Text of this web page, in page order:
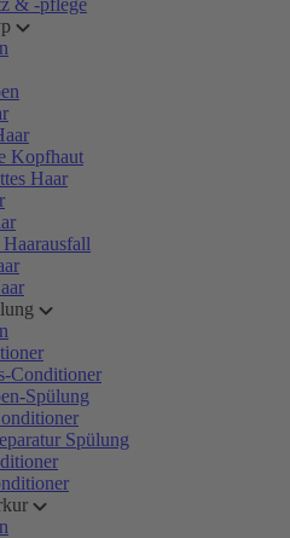
& -pflege
Kopfhaut
Haar
Conditioner
Spülung
Spülung